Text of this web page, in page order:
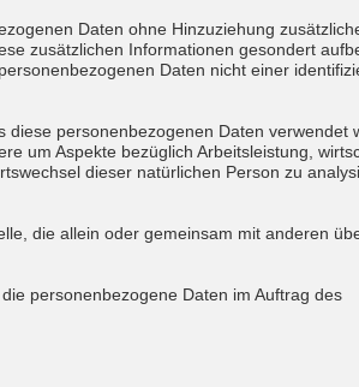
Daten ohne Hinzuziehung
zusätzlichen Informationen gesondert
Daten nicht einer
diese personenbezogenen Daten verwendet
um Aspekte bezüglich Arbeitsleistung,
dieser natürlichen Person zu
die allein oder gemeinsam mit anderen
personenbezogene Daten im Auftrag des